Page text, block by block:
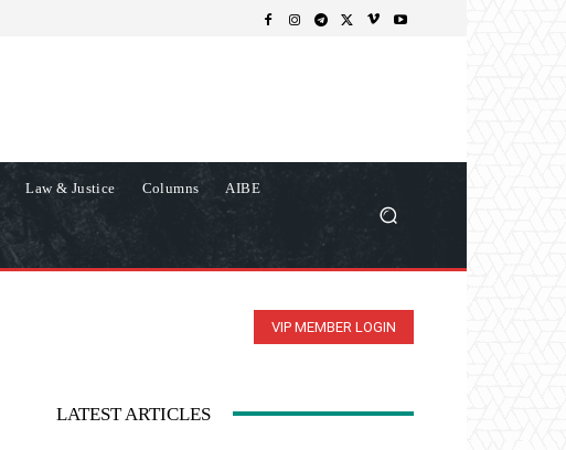
Law & Justice Columns AIBE
VIP MEMBER LOGIN
LATEST ARTICLES